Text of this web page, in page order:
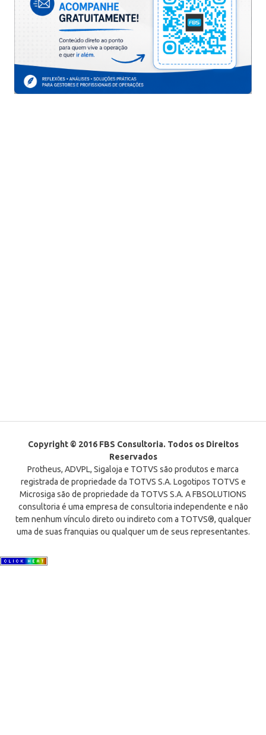
Copyright © 2016 FBS Consultoria. Todos os Direitos
Reservados
Protheus, ADVPL, Sigaloja e TOTVS são produtos e marca
registrada de propriedade da TOTVS S.A. Logotipos TOTVS e
Microsiga são de propriedade da TOTVS S.A. A FBSOLUTIONS
consultoria é uma empresa de consultoria independente e não
tem nenhum vínculo direto ou indireto com a TOTVS®, qualquer
uma de suas franquias ou qualquer um de seus representantes.